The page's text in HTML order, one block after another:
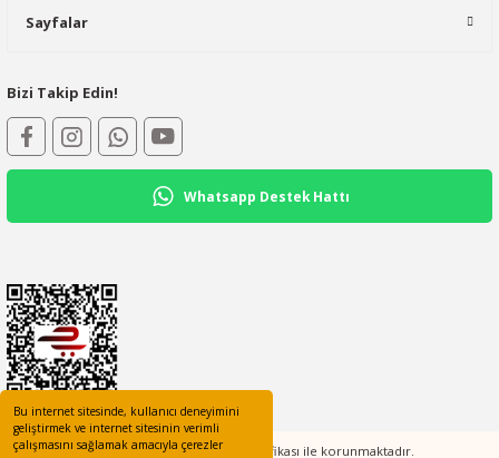
Bu internet sitesinde, kullanıcı deneyimini
geliştirmek ve internet sitesinin verimli
çalışmasını sağlamak amacıyla çerezler
Sayfalar
Bizi Takip Edin!
Whatsapp Destek Hattı
Tüm bilgileriniz 256bit SSL Sertifikası ile korunmaktadır.